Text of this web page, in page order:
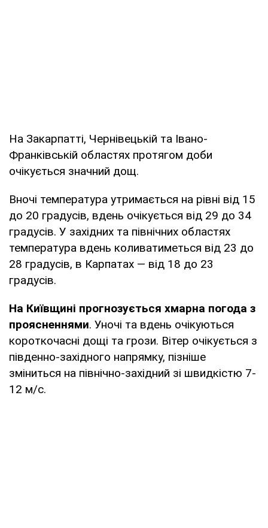
На Закарпатті, Чернівецькій та Івано-
Франківській областях протягом доби
очікується значний дощ.
Вночі температура утримається на рівні від 15
до 20 градусів, вдень очікується від 29 до 34
градусів. У західних та північних областях
температура вдень коливатиметься від 23 до
28 градусів, в Карпатах — від 18 до 23
градусів.
На Київщині прогнозується хмарна погода з
проясненнями. Уночі та вдень очікуються
короткочасні дощі та грози. Вітер очікується з
південно-західного напрямку, пізніше
зміниться на північно-західний зі швидкістю 7-
12 м/с.